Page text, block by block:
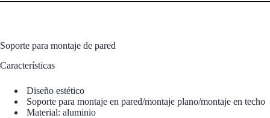
Soporte para montaje de pared
Características
Diseño estético
Soporte para montaje en pared/montaje plano/montaje en techo
Material: aluminio